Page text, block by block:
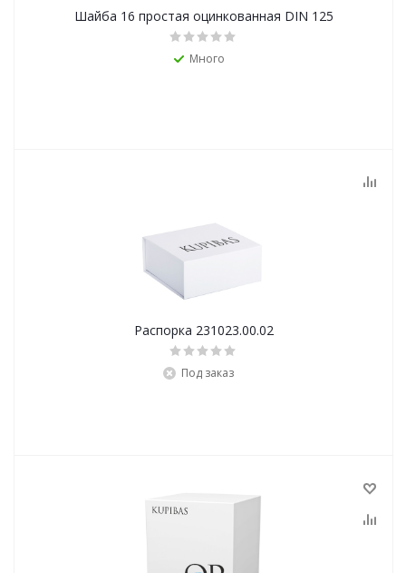
Шайба 16 простая оцинкованная DIN 125
Много
Распорка 231023.00.02
Под заказ